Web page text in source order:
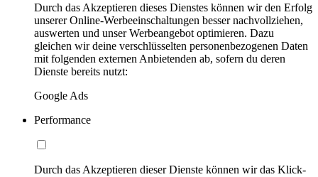
Durch das Akzeptieren dieses Dienstes können wir den Erfolg
unserer Online-Werbeeinschaltungen besser nachvollziehen,
auswerten und unser Werbeangebot optimieren. Dazu
gleichen wir deine verschlüsselten personenbezogenen Daten
mit folgenden externen Anbietenden ab, sofern du deren
Dienste bereits nutzt:
Google Ads
Performance
Durch das Akzeptieren dieser Dienste können wir das Klick-